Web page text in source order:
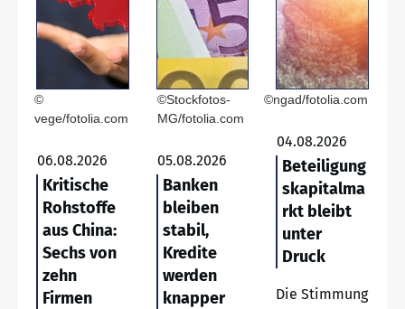
©
vege/fotolia.com
06.08.2026
Kritische
Rohstoffe
aus China:
Sechs von
zehn
Firmen
©Stockfotos-
MG/fotolia.com
05.08.2026
Banken
bleiben
stabil,
Kredite
werden
knapper
©ngad/fotolia.com
04.08.2026
Beteiligung
skapitalma
rkt bleibt
unter
Druck
Die Stimmung